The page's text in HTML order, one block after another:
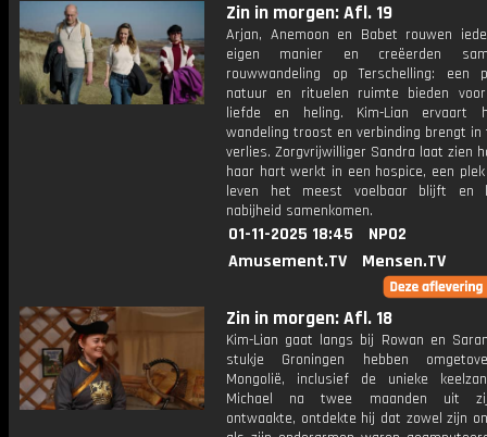
Zin in morgen: Afl. 19
Arjan, Anemoon en Babet rouwen
eigen manier en creëerden
rouwwandeling op Terschelling: een
natuur en rituelen ruimte bieden
liefde en heling. Kim-Lian ervaart
wandeling troost en verbinding brengt in
verlies. Zorgvrijwilliger Sandra laat zien
haar hart werkt in een hospice, een
leven het meest voelbaar blijft en
nabijheid samenkomen.
01-11-2025 18:45
NPO2
Amusement.TV
Mensen.TV
Zin in morgen: Afl. 18
Kim-Lian gaat langs bij Rowan en
stukje Groningen hebben
Mongolië, inclusief de unieke
Michael na twee maanden uit
ontwaakte, ontdekte hij dat zowel zijn